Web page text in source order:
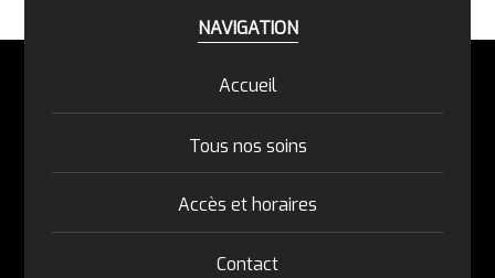
NAVIGATION
Accueil
Tous nos soins
Accès et horaires
Contact